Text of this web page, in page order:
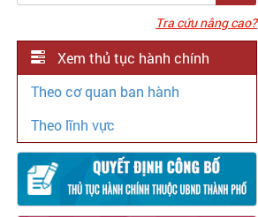
Tra cứu nâng cao?
Xem thủ tục hành chính
Theo cơ quan ban hành
Theo lĩnh vực